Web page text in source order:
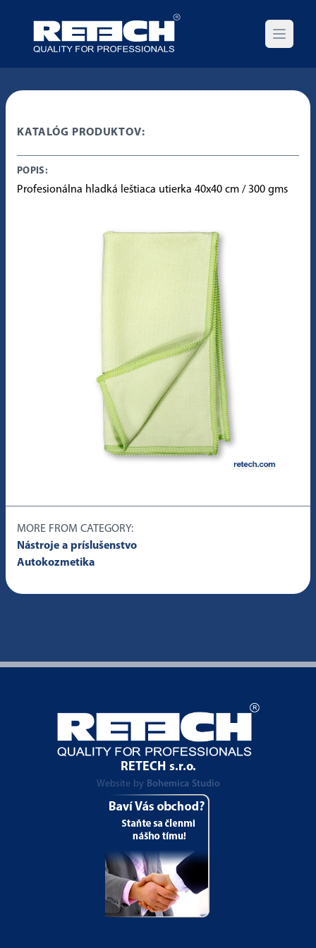
Open
KATALÓG PRODUKTOV:
POPIS:
Profesionálna hladká leštiaca utierka 40x40 cm / 300 gms
MORE FROM CATEGORY:
Nástroje a príslušenstvo
Autokozmetika
RETECH s.r.o.
Website by Bohemica Studio